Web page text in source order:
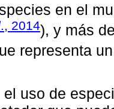
en el
., 2014), y más
representa
uso de